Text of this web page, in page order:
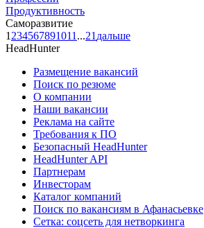
Продуктивность
Саморазвитие
1 234567891011 ...21 дальше
HeadHunter
Размещение вакансий
Поиск по резюме
О компании
Наши вакансии
Реклама на сайте
Требования к ПО
Безопасный HeadHunter
HeadHunter API
Партнерам
Инвесторам
Каталог компаний
Поиск по вакансиям в Афанасьевке
Сетка: соцсеть для нетворкинга